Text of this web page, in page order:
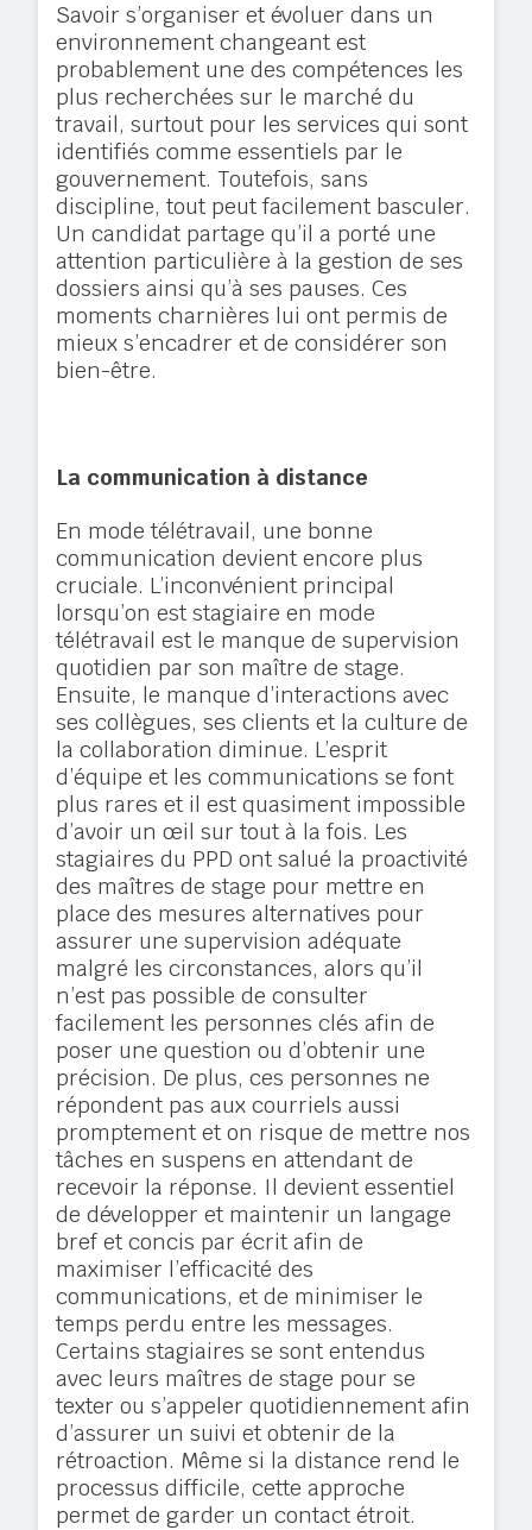
Savoir s’organiser et évoluer dans un
environnement changeant est
probablement une des compétences les
plus recherchées sur le marché du
travail, surtout pour les services qui sont
identifiés comme essentiels par le
gouvernement. Toutefois, sans
discipline, tout peut facilement basculer.
Un candidat partage qu’il a porté une
attention particulière à la gestion de ses
dossiers ainsi qu’à ses pauses. Ces
moments charnières lui ont permis de
mieux s’encadrer et de considérer son
bien-être.
La communication à distance
En mode télétravail, une bonne
communication devient encore plus
cruciale. L’inconvénient principal
lorsqu’on est stagiaire en mode
télétravail est le manque de supervision
quotidien par son maître de stage.
Ensuite, le manque d’interactions avec
ses collègues, ses clients et la culture de
la collaboration diminue. L’esprit
d’équipe et les communications se font
plus rares et il est quasiment impossible
d’avoir un œil sur tout à la fois. Les
stagiaires du PPD ont salué la proactivité
des maîtres de stage pour mettre en
place des mesures alternatives pour
assurer une supervision adéquate
malgré les circonstances, alors qu’il
n’est pas possible de consulter
facilement les personnes clés afin de
poser une question ou d’obtenir une
précision. De plus, ces personnes ne
répondent pas aux courriels aussi
promptement et on risque de mettre nos
tâches en suspens en attendant de
recevoir la réponse. Il devient essentiel
de développer et maintenir un langage
bref et concis par écrit afin de
maximiser l’efficacité des
communications, et de minimiser le
temps perdu entre les messages.
Certains stagiaires se sont entendus
avec leurs maîtres de stage pour se
texter ou s’appeler quotidiennement afin
d’assurer un suivi et obtenir de la
rétroaction. Même si la distance rend le
processus difficile, cette approche
permet de garder un contact étroit.